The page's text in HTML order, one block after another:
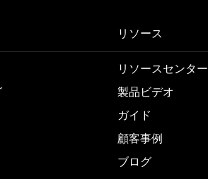
リソース
リソースセンター
製品ビデオ
ガイド
顧客事例
ブログ